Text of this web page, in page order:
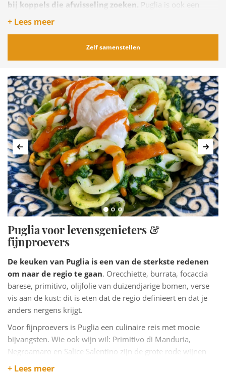
bij koppels die afwisseling zoeken.
Puglia is ook een
populaire huwelijksreisbestemming: de masserie, de witte
+ Lees meer
Zelf samenstellen
Vorige
Puglia voor levensgenieters &
fijnproevers
De keuken van Puglia is een van de sterkste redenen
om naar de regio te gaan. Orecchiette, burrata, focaccia
barese, primitivo, olijfolie van duizendjarige bomen, verse
vis aan de kust: dit is eten dat de regio definieert en dat je
anders nergens krijgt.
Voor fijnproevers is Puglia een culinaire reis met mooie
bijvangsten. Wie ook wijn wil: Primitivo di Manduria,
Negroamaro en Salice Salentino zijn de grote rode wijnen
van de regio, krachtig en karaktervol.
+ Lees meer